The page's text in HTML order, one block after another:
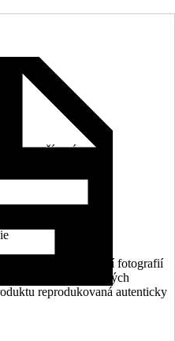
používaním
pri vyhotovovaní fotografií
obrazovky a koncových
reprodukovaná autenticky